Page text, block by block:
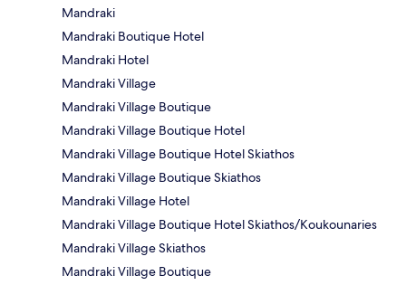
Mandraki
Mandraki Boutique Hotel
Mandraki Hotel
Mandraki Village
Mandraki Village Boutique
Mandraki Village Boutique Hotel
Mandraki Village Boutique Hotel Skiathos
Mandraki Village Boutique Skiathos
Mandraki Village Hotel
Mandraki Village Boutique Hotel Skiathos/Koukounaries
Mandraki Village Skiathos
Mandraki Village Boutique